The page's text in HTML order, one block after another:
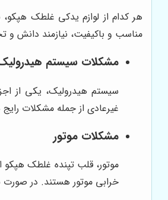
هر کدام از لوازم یدکی غلطک
مناسب و باکیفیت، نیازمند دانش
مشکلات سیستم
سیستم هیدرولیک، یکی از
غیرعادی از جمله مشکلات
مشکلات موتور
موتور، قلب تپنده غلطک
خرابی موتور هستند. در صورت